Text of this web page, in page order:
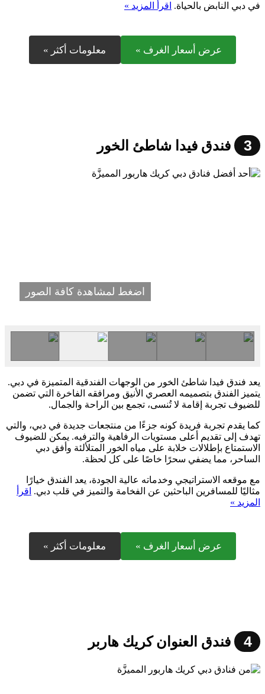
في دبي النابض بالحياة. اقرأ المزيد »
عرض أسعار الغرف » معلومات أكثر »
3 فندق فيدا شاطئ الخور
اضغط لمشاهدة كافة الصور
يعد فندق فيدا شاطئ الخور من الوجهات الفندقية المتميزة في دبي.
يتميز الفندق بتصميمه العصري الأنيق ومرافقه الفاخرة التي تضمن
للضيوف تجربة إقامة لا تُنسى، تجمع بين الراحة والجمال.
كما يقدم تجربة فريدة كونه جزءًا من منتجعات جديدة في دبي، والتي
تهدف إلى تقديم أعلى مستويات الرفاهية والترفيه. يمكن للضيوف
الاستمتاع بإطلالات خلابة على مياه الخور المتلألئة وأفق دبي
الساحر، مما يضفي سحرًا خاصًا على كل لحظة.
مع موقعه الاستراتيجي وخدماته عالية الجودة، يعد الفندق خيارًا
مثاليًا للمسافرين الباحثين عن الفخامة والتميز في قلب دبي. اقرأ
المزيد »
عرض أسعار الغرف » معلومات أكثر »
4 فندق العنوان كريك هاربر